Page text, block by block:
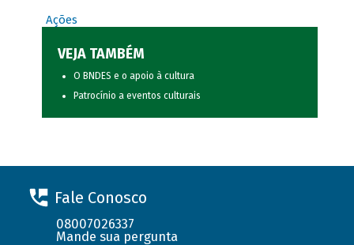
Ações
VEJA TAMBÉM
O BNDES e o apoio à cultura
Patrocínio a eventos culturais
Fale Conosco
08007026337
Mande sua pergunta